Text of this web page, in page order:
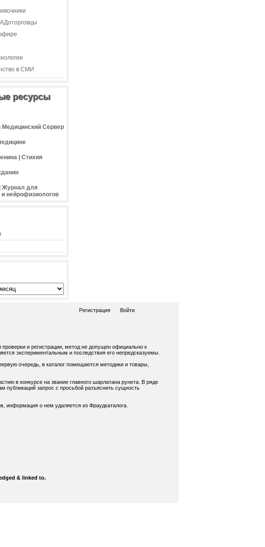
в СМИ
ресурсы
Медицинский Сервер
| Стихия
Журнал для
и нейрофизиологов
Регистрация Войти
и регистрации, метод не допущен официально к
экспериментальным и последствия его непредсказуемы.
очередь, в каталог помещаются методики и товары,
в конкурсе на звание главного шарлатана рунета. В ряде
публикаций запрос с просьбой разъяснить сущность
информация о нем удаляется из Фраудкаталога.
& linked to.